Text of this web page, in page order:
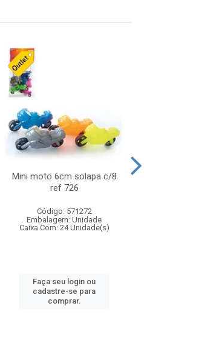
Mini moto 6cm solapa c/8
ref 726
Código: 571272
Embalagem: Unidade
Caixa Com: 24 Unidade(s)
Faça seu login ou
cadastre-se para
comprar.